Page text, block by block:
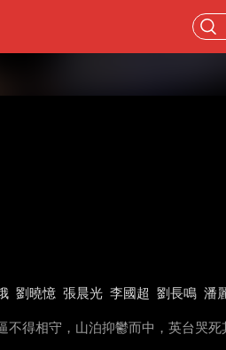
劉曉憶 張晨光 李國超 劉長鳴 潘
得相守，山泊抑鬱而中，英台哭